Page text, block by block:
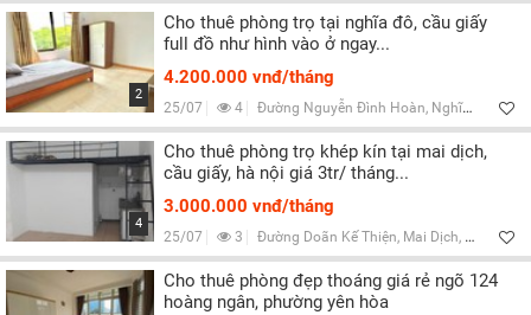
2
Cho thuê phòng trọ tại nghĩa đô, cầu giấy
full đồ như hình vào ở ngay...
4.200.000 vnđ/tháng
25/07 4 Đường Nguyễn Đình Hoàn, Nghĩa Đô, Hà Nội
4
Cho thuê phòng trọ khép kín tại mai dịch,
cầu giấy, hà nội giá 3tr/ tháng...
3.000.000 vnđ/tháng
25/07 3 Đường Doãn Kế Thiện, Mai Dịch, Hà Nội
Cho thuê phòng đẹp thoáng giá rẻ ngõ 124
hoàng ngân, phường yên hòa